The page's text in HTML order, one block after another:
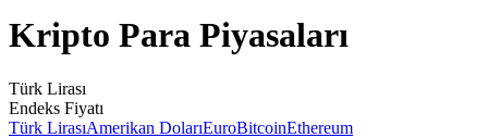
Kripto Para Piyasaları
Türk Lirası
Endeks Fiyatı
Türk LirasıAmerikan DolarıEuroBitcoinEthereum